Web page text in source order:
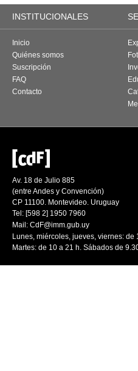
INSTITUCIONALES
Inicio
Quiénes somos
Suscripción
FAQ
Contacto
Av. 18 de Julio 885
(entre Andes y Convención)
CP 11100. Montevideo. Uruguay
Tel: [598 2] 1950 7960
Mail: CdF@imm.gub.uy
Lunes, miércoles, jueves, viernes: de
Martes: de 10 a 21 h. Sábados de